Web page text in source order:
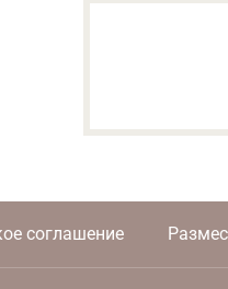
соглашение